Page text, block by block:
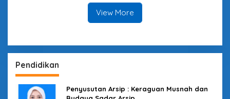
View More
Pendidikan
Penyusutan Arsip : Keraguan Musnah dan